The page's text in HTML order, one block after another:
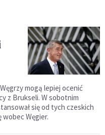
mogą lepiej ocenić
z Brukseli. W sobotnim
się od tych czeskich
Węgier.